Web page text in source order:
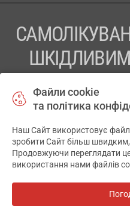
ПЕРЕД ЗАСТОСУВАННЯМ
ТОВ «АПТЕКА
Відмова від
© 2014-2026. Медична
Файли cookie
та політика
Наш Сайт використовує
зробити Сайт більш
Продовжуючи переглядати
використання нами файлів